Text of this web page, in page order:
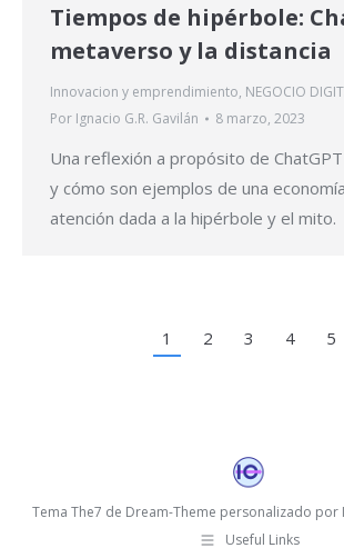
Tiempos de hipérbole:
metaverso y la distancia
Innovacion y emprendimiento, NEGOCIO
Por Ignacio G.R. Gavilán 8 marzo, 2023
Una reflexión a propósito de
y cómo son ejemplos de una
atención dada a la hipérbole y el mito.
1 2 3 4 5
Tema The7 de Dream-Theme personalizado por
Useful Links